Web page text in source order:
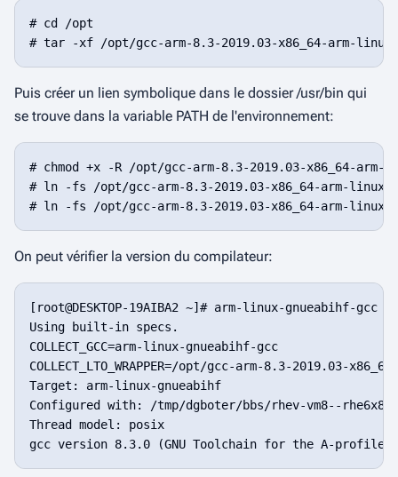
# cd /opt
Puis créer un lien symbolique dans le dossier/usr/bin qui
se trouve dans la variable PATH de l'environnement:
# chmod +x -R /opt/gcc-arm-8.3-2019.03-x86_64-arm-
# ln -fs /opt/gcc-arm-8.3-2019.03-x86_64-arm-
On peut vérifier la version du compilateur:
[root@DESKTOP-19AIBA2 ~]# arm-linux-gnueabihf-gcc -v
Using built-in specs.
COLLECT_GCC=arm-linux-gnueabihf-gcc
COLLECT_LTO_WRAPPER=/opt/gcc-arm-8.3-
Target: arm-linux-gnueabihf
Configured with: /tmp/dgboter/bbs/rhev-vm8--
Thread model: posix